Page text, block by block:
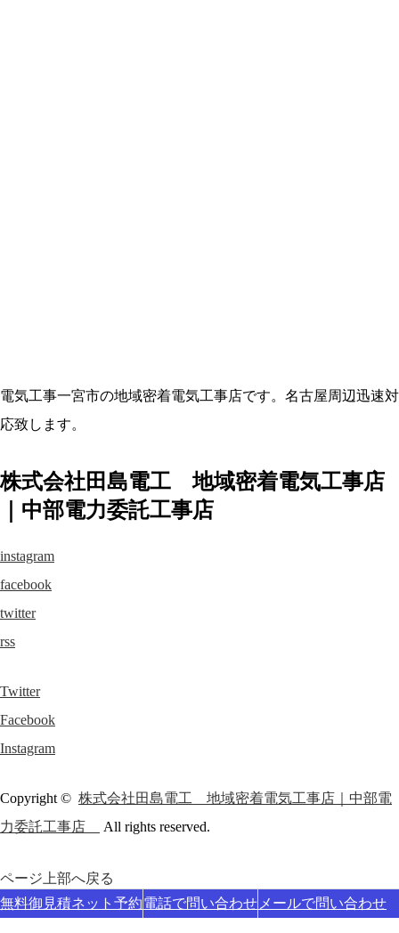
電気工事一宮市の地域密着電気工事店です。名古屋周辺迅速対
応致します。
株式会社田島電工 地域密着電気工事店
｜中部電力委託工事店
instagram
facebook
twitter
rss
Twitter
Facebook
Instagram
Copyright © 株式会社田島電工 地域密着電気工事店｜中部電
力委託工事店
All rights reserved.
ページ上部へ戻る
無料御見積ネット予約電話で問い合わせ メールで問い合わせ